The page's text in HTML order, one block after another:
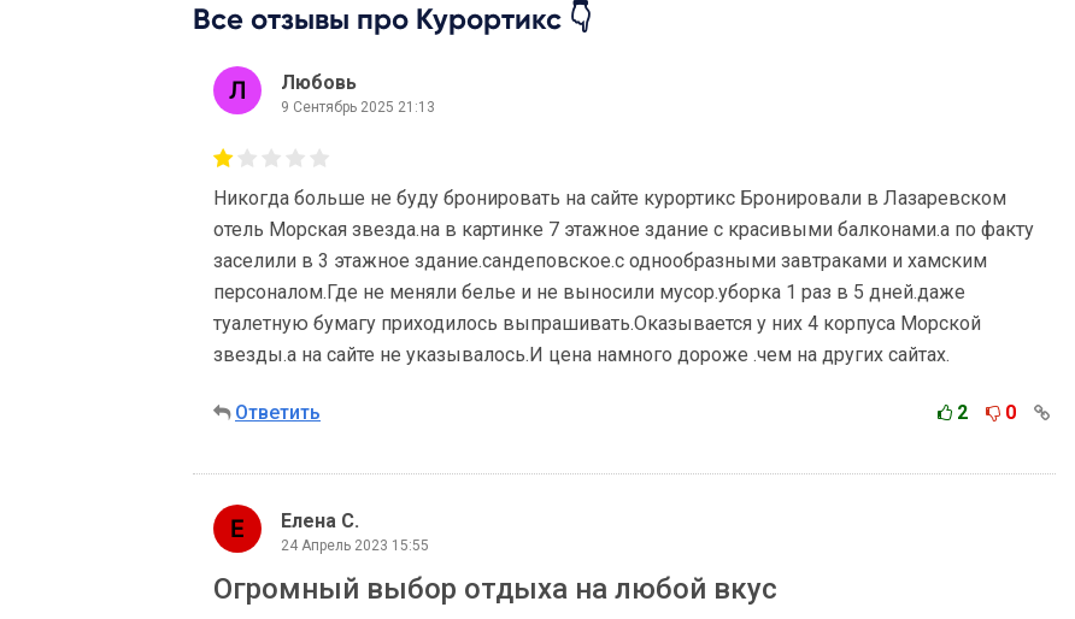
Все отзывы про Курортикс 👇
Любовь
9 Сентябрь 2025 21:13
Никогда больше не буду бронировать на сайте курортикс Бронировали в Лазаревском
отель Морская звезда.на в картинке 7 этажное здание с красивыми балконами.а по факту
заселили в 3 этажное здание.сандеповское.с однообразными завтраками и хамским
персоналом.Где не меняли белье и не выносили мусор.уборка 1 раз в 5 дней.даже
туалетную бумагу приходилось выпрашивать.Оказывается у них 4 корпуса Морской
звезды.а на сайте не указывалось.И цена намного дороже .чем на других сайтах.
Ответить 2 0
Елена С.
24 Апрель 2023 15:55
Огромный выбор отдыха на любой вкус